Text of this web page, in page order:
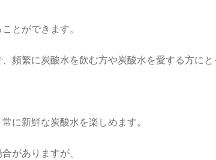
とができます。
頻繁に炭酸水を飲む方や炭酸水を愛する方にと
に新鮮な炭酸水を楽しめます。
がありますが、